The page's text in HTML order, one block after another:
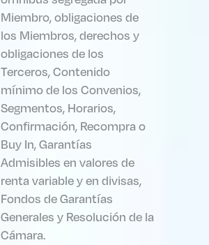
Miembro, obligaciones de
los Miembros, derechos y
obligaciones de los
Terceros, Contenido
mínimo de los Convenios,
Segmentos, Horarios,
Confirmación, Recompra o
Buy In, Garantías
Admisibles en valores de
renta variable y en divisas,
Fondos de Garantías
Generales y Resolución de la
Cámara.